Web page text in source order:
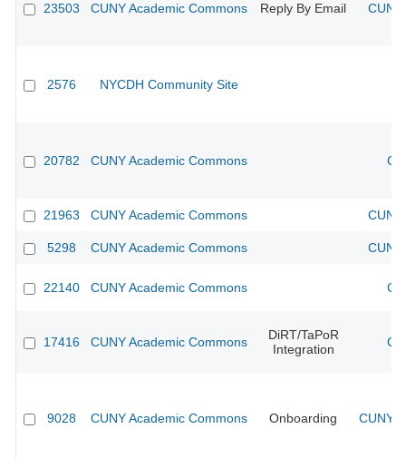
23503 CUNY Academic Commons Reply By Email
2576 NYCDH Community Site
20782 CUNY Academic Commons
21963 CUNY Academic Commons
5298 CUNY Academic Commons
22140 CUNY Academic Commons
17416 CUNY Academic Commons
DiRT/TaPoR
Integration
9028 CUNY Academic Commons Onboarding CUNY